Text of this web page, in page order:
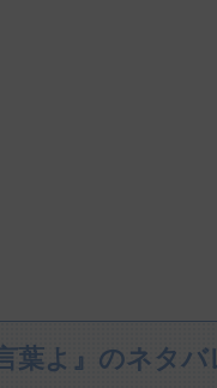
葉よ』のネタバ